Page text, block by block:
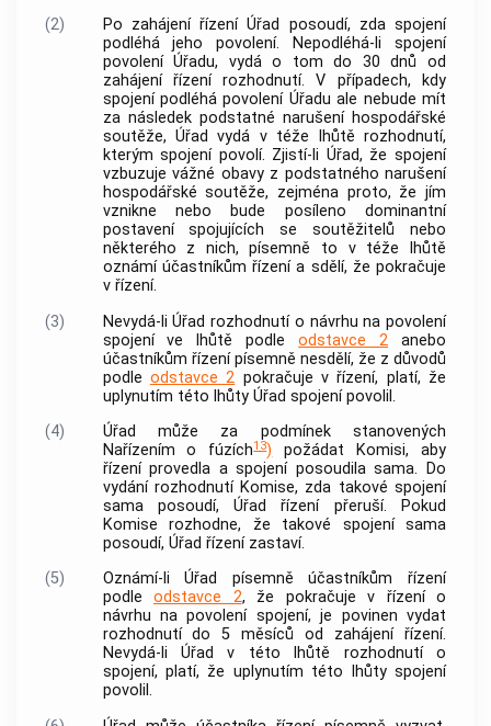
(2)
Po zahájení řízení Úřad posoudí, zda spojení
podléhá jeho povolení. Nepodléhá-li spojení
povolení Úřadu, vydá o tom do 30 dnů od
zahájení řízení rozhodnutí. V případech, kdy
spojení podléhá povolení Úřadu ale nebude mít
za následek podstatné narušení hospodářské
soutěže, Úřad vydá v téže lhůtě rozhodnutí,
kterým spojení povolí. Zjistí-li Úřad, že spojení
vzbuzuje vážné obavy z podstatného narušení
hospodářské soutěže, zejména proto, že jím
vznikne nebo bude posíleno dominantní
postavení spojujících sesoutěžitelů nebo
některého z nich, písemně to v téže lhůtě
oznámí účastníkům řízení a sdělí, že pokračuje
v řízení.
(3)
Nevydá-li Úřad rozhodnutí o návrhu na povolení
spojení ve lhůtě podleodstavce 2 anebo
účastníkům řízení písemně nesdělí, že z důvodů
podle odstavce 2 pokračuje v řízení, platí, že
uplynutím této lhůty Úřad spojení povolil.
(4)
Úřad může za podmínek stanovených
Nařízením o fúzích13) požádat Komisi, aby
řízení provedla a spojení posoudila sama. Do
vydání rozhodnutí Komise, zda takové spojení
sama posoudí, Úřad řízení přeruší. Pokud
Komise rozhodne, že takové spojení sama
posoudí, Úřad řízení zastaví.
(5)
Oznámí-li Úřad písemně účastníkům řízení
podle odstavce 2, že pokračuje v řízení o
návrhu na povolení spojení, je povinen vydat
rozhodnutí do 5 měsíců od zahájení řízení.
Nevydá-li Úřad v této lhůtě rozhodnutí o
spojení, platí, že uplynutím této lhůty spojení
povolil.